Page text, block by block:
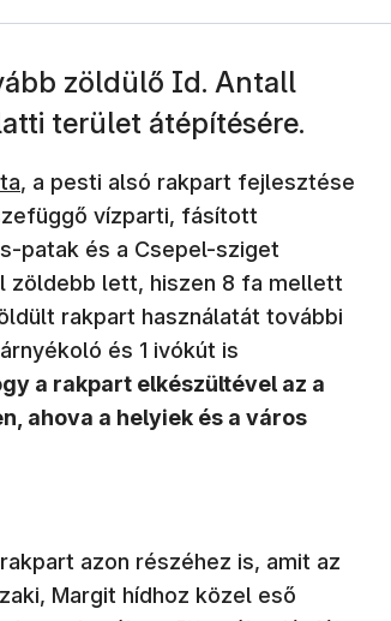
zöldülő Id. Antall
terület átépítésére.
, a pesti alsó rakpart fejlesztése
vízparti, fásított
patak és a Csepel-sziget
zöldebb lett, hiszen 8 fa mellett
rakpart használatát további
és 1 ivókút is
a rakpart elkészültével az a
ahova a helyiek és a város
azon részéhez is, amit az
Margit hídhoz közel eső